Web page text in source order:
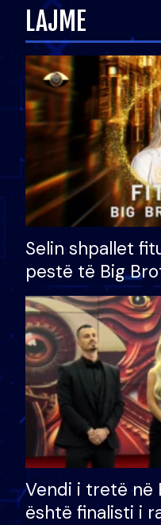
LAJME
Selin shpallet
pestë të Big
çmimin e madh
Vendi i tretë në
është finalisti i